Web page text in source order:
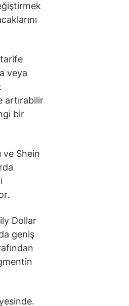
veya
artırabilir
bir
ve Shein
Dollar
geniş